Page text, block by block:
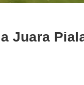
Juara